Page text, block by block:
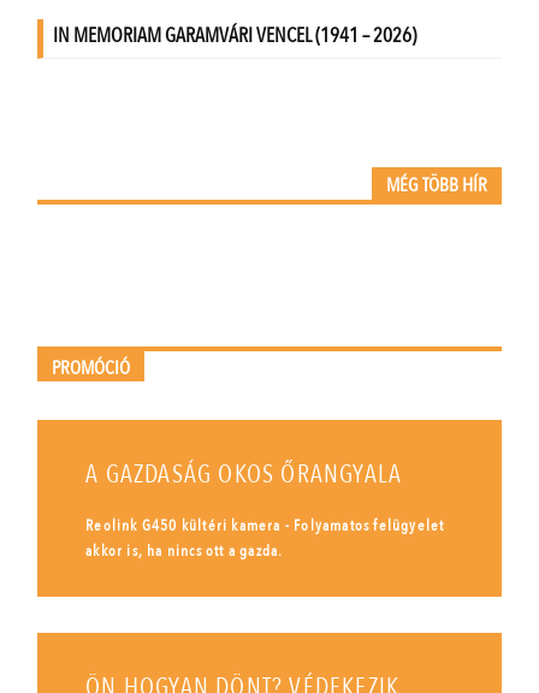
MÉG TÖBB HÍR
PROMÓCIÓ
A GAZDASÁG OKOS ŐRANGYALA
Reolink G450 kültéri kamera - Folyamatos felügyelet
akkor is, ha nincs ott a gazda.